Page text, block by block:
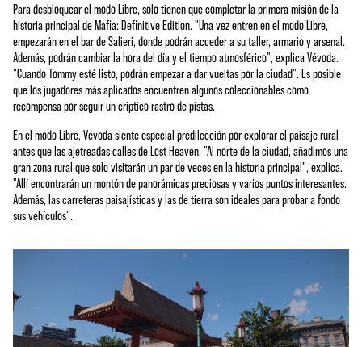
Para desbloquear el modo Libre, solo tienen que completar la primera misión de la
historia principal de Mafia: Definitive Edition. "Una vez entren en el modo Libre,
empezarán en el bar de Salieri, donde podrán acceder a su taller, armario y arsenal.
Además, podrán cambiar la hora del día y el tiempo atmosférico", explica Vévoda.
"Cuando Tommy esté listo, podrán empezar a dar vueltas por la ciudad". Es posible
que los jugadores más aplicados encuentren algunos coleccionables como
recompensa por seguir un críptico rastro de pistas.
En el modo Libre, Vévoda siente especial predilección por explorar el paisaje rural
antes que las ajetreadas calles de Lost Heaven. "Al norte de la ciudad, añadimos una
gran zona rural que solo visitarán un par de veces en la historia principal", explica.
"Allí encontrarán un montón de panorámicas preciosas y varios puntos interesantes.
Además, las carreteras paisajísticas y las de tierra son ideales para probar a fondo
sus vehículos".